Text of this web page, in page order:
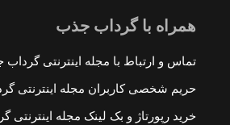
همراه با گرداب جذب
تماس و ارتباط با مجله اینترنتی
حریم شخصی کاربران مجله اینترنتی
خرید رپورتاژ و بک لینک مجله اینترنتی